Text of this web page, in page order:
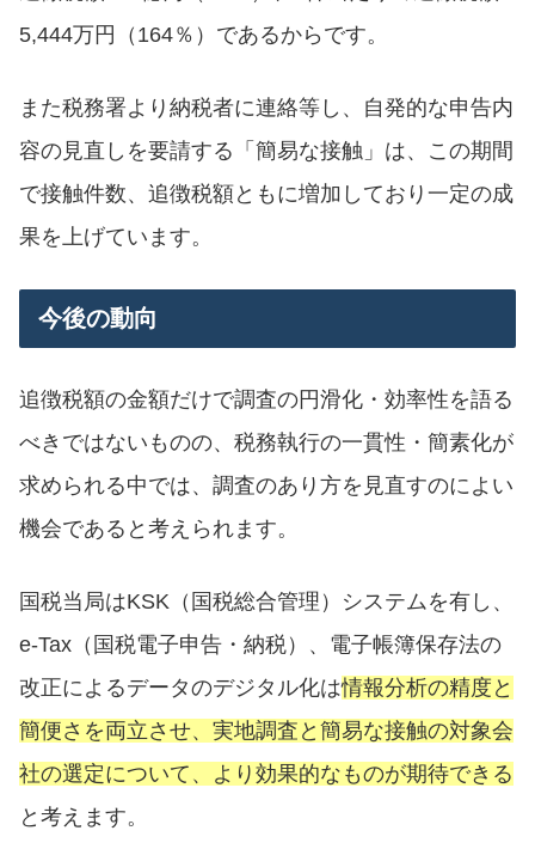
5,444万円（164％）であるからです。
また税務署より納税者に連絡等し、自発的な申告内
容の見直しを要請する「簡易な接触」は、この期間
で接触件数、追徴税額ともに増加しており一定の成
果を上げています。
今後の動向
追徴税額の金額だけで調査の円滑化・効率性を語る
べきではないものの、税務執行の一貫性・簡素化が
求められる中では、調査のあり方を見直すのによい
機会であると考えられます。
国税当局はKSK（国税総合管理）システムを有し、
e-Tax（国税電子申告・納税）、電子帳簿保存法の
改正によるデータのデジタル化は情報分析の精度と
簡便さを両立させ、実地調査と簡易な接触の対象会
社の選定について、より効果的なものが期待できる
と考えます。